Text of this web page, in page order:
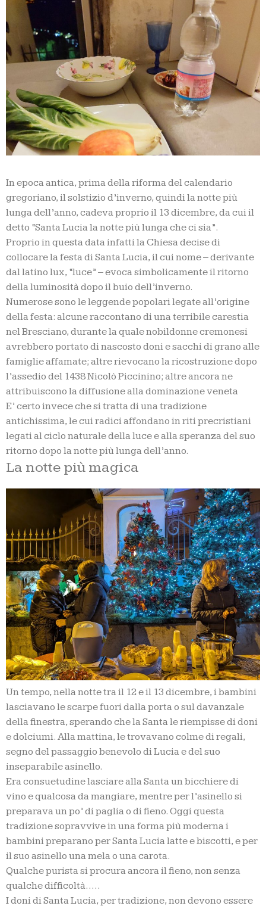
In epoca antica, prima della riforma del calendario
gregoriano, il solstizio d’inverno, quindi la notte più
lunga dell’anno, cadeva proprio il 13 dicembre, da cui il
detto “Santa Lucia la notte più lunga che ci sia”.
Proprio in questa data infatti la Chiesa decise di
collocare la festa di Santa Lucia, il cui nome – derivante
dal latino lux, “luce” – evoca simbolicamente il ritorno
della luminosità dopo il buio dell’inverno.
Numerose sono le leggende popolari legate all’origine
della festa: alcune raccontano di una terribile carestia
nel Bresciano, durante la quale nobildonne cremonesi
avrebbero portato di nascosto doni e sacchi di grano alle
famiglie affamate; altre rievocano la ricostruzione dopo
l’assedio del 1438 Nicolò Piccinino; altre ancora ne
attribuiscono la diffusione alla dominazione veneta
E’ certo invece che si tratta di una tradizione
antichissima, le cui radici affondano in riti precristiani
legati al ciclo naturale della luce e alla speranza del suo
ritorno dopo la notte più lunga dell’anno.
La notte più magica
Un tempo, nella notte tra il 12 e il 13 dicembre, i bambini
lasciavano le scarpe fuori dalla porta o sul davanzale
della finestra, sperando che la Santa le riempisse di doni
e dolciumi. Alla mattina, le trovavano colme di regali,
segno del passaggio benevolo di Lucia e del suo
inseparabile asinello.
Era consuetudine lasciare alla Santa un bicchiere di
vino e qualcosa da mangiare, mentre per l’asinello si
preparava un po’ di paglia o di fieno. Oggi questa
tradizione sopravvive in una forma più moderna i
bambini preparano per Santa Lucia latte e biscotti, e per
il suo asinello una mela o una carota.
Qualche purista si procura ancora il fieno, non senza
qualche difficoltà…..
I doni di Santa Lucia, per tradizione, non devono essere